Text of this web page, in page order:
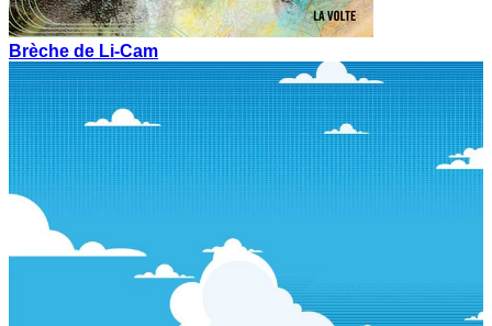
Brèche de Li-Cam